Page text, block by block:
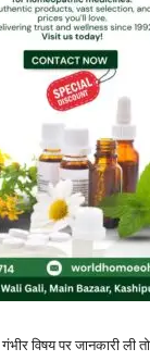
विषय पर जानकारी ली